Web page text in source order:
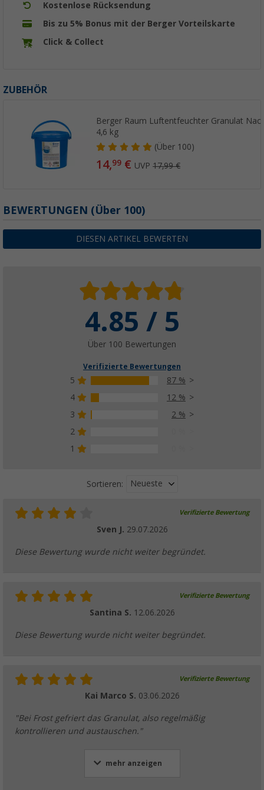
Kostenlose Rücksendung
Bis zu 5% Bonus mit der Berger Vorteilskarte
Click & Collect
ZUBEHÖR
Berger Raum Luftentfeuchter Granulat
4,6 kg
(Über100)
14,99 € UVP17,99 €
BEWERTUNGEN (Über 100)
DIESEN ARTIKEL BEWERTEN
4.85 / 5
Über 100 Bewertungen
Verifizierte Bewertungen
5
87 %
4
12 %
3
2 %
2
1
Sortieren: Neueste
Verifizierte Bewertung
Sven J. 29.07.2026
Diese Bewertung wurde nicht weiter begründet.
Verifizierte Bewertung
Santina S. 12.06.2026
Diese Bewertung wurde nicht weiter begründet.
Verifizierte Bewertung
Kai Marco S. 03.06.2026
"Bei Frost gefriert das Granulat, also regelmäßig
kontrollieren und austauschen."
mehr anzeigen